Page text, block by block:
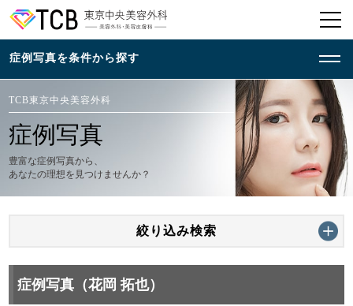
TCB東京中央美容外科
症例写真
豊富な症例写真から、
あなたの理想を見つけませんか？
絞り込み検索
症例写真（花岡 拓也）